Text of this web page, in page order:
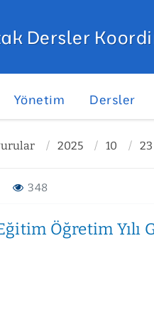
Dersler
Yönetim Dersler
2025 10 23
348
Öğretim Yılı